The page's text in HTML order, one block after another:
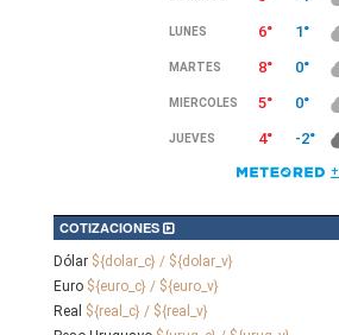
COTIZACIONES
Dólar ${dolar_c} / ${dolar_v}
Euro ${euro_c} / ${euro_v}
Real ${real_c} / ${real_v}